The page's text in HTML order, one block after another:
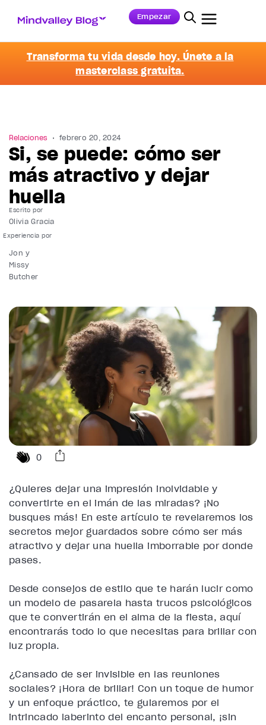
Empezar
Transforma tu vida desde hoy. Únete a la
masterclass gratuita.
Relaciones febrero 20, 2024
Si, se puede: cómo ser
más atractivo y dejar
huella
Escrito por
Olivia Gracia
Jon y
Missy
Butcher
0
¿Quieres dejar una impresión inolvidable y
convertirte en el imán de las miradas? ¡No
busques más! En este artículo te revelaremos los
secretos mejor guardados sobre cómo ser más
atractivo y dejar una huella imborrable por donde
pases.
Desde consejos de estilo que te harán lucir como
un modelo de pasarela hasta trucos psicológicos
que te convertirán en el alma de la fiesta, aquí
encontrarás todo lo que necesitas para brillar con
luz propia.
¿Cansado de ser invisible en las reuniones
sociales? ¡Hora de brillar! Con un toque de humor
y un enfoque práctico, te guiaremos por el
intrincado laberinto del encanto personal, ¡sin